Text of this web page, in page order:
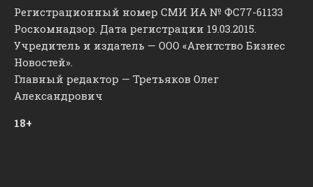
Регистрационный номер СМИ ИА № ФС77-61133
Роскомнадзор. Дата регистрации 19.03.2015.
Учредитель и издатель — ООО «Агентство Бизнес
Новостей».
Главный редактор — Третьяков Олег
Александрович
18+